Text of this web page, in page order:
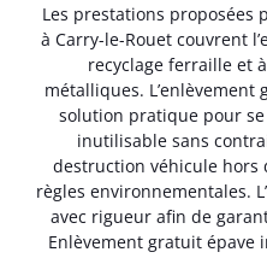
Les prestations proposées
à Carry-le-Rouet couvrent
recyclage ferraille et
métalliques. L’enlèvement
solution pratique pour
inutilisable sans
destruction véhicule hors
règles environnementales.
avec rigueur afin de
Enlèvement gratuit épave